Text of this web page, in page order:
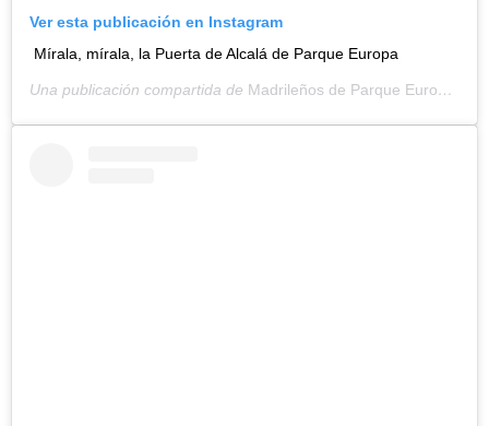
Ver esta publicación en Instagram
Mírala, mírala, la Puerta de Alcalá de Parque Europa
Una publicación compartida de Madrileños de Parque Europa